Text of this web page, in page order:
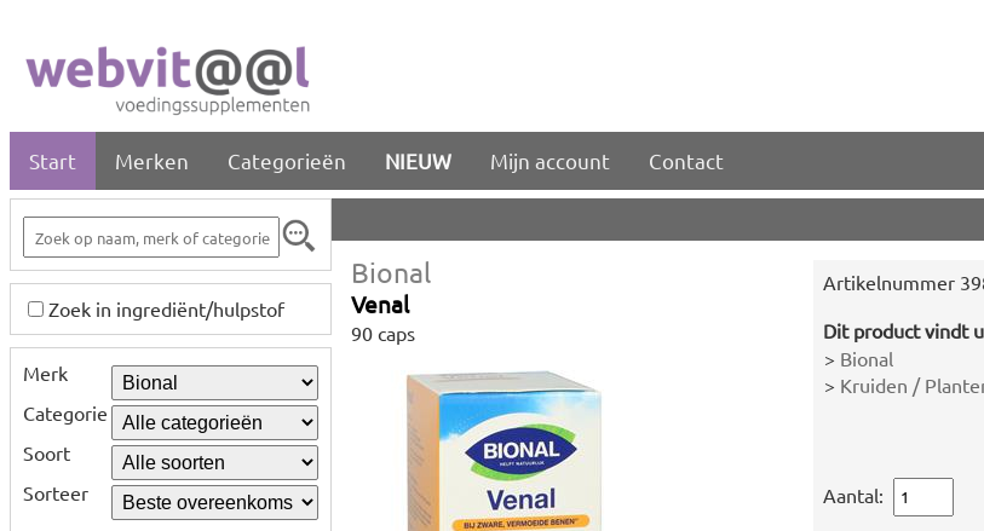
Start Merken Categorieën NIEUW Mijn account Contact
Zoek in ingrediënt/hulpstof
Merk
Categorie
Soort
Sorteer
Bional
Venal
90 caps
Artikelnummer
Dit product vindt
> Bional
> Kruiden /
Aantal: